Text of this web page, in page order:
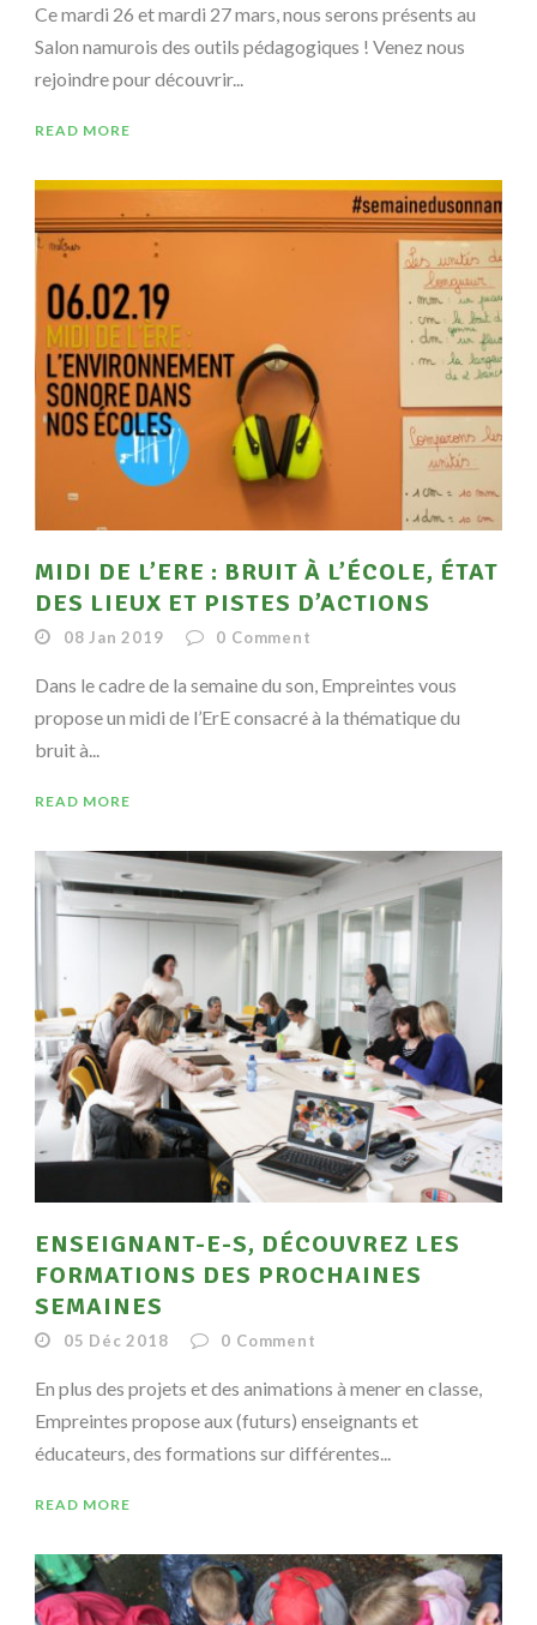
Ce mardi 26 et mardi 27 mars, nous serons présents au
Salon namurois des outils pédagogiques ! Venez nous
rejoindre pour découvrir...
READ MORE
MIDI DE L’ERE : BRUIT À L’ÉCOLE, ÉTAT
DES LIEUX ET PISTES D’ACTIONS
08 Jan 2019 0 Comment
Dans le cadre de la semaine du son, Empreintes vous
propose un midi de l’ErE consacré à la thématique du
bruit à...
READ MORE
ENSEIGNANT-E-S, DÉCOUVREZ LES
FORMATIONS DES PROCHAINES
SEMAINES
05 Déc 2018 0 Comment
En plus des projets et des animations à mener en classe,
Empreintes propose aux (futurs) enseignants et
éducateurs, des formations sur différentes...
READ MORE